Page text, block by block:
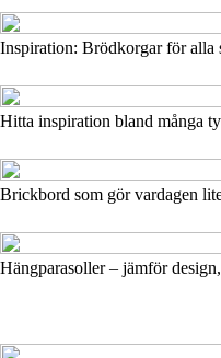
Inspiration: Brödkorgar för alla
Hitta inspiration bland många
Brickbord som gör vardagen
Hängparasoller – jämför